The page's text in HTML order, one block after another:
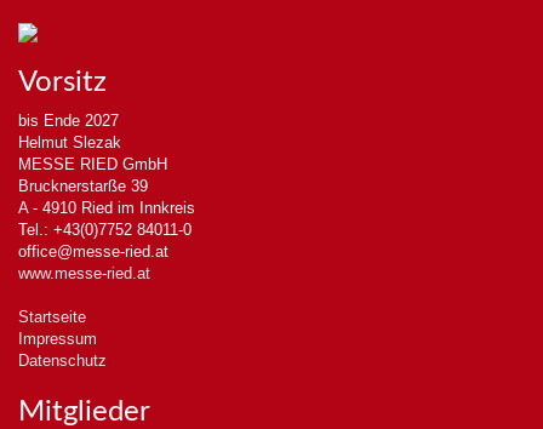
Vorsitz
bis Ende 2027
Helmut Slezak
MESSE RIED GmbH
Brucknerstarße 39
A - 4910 Ried im Innkreis
Tel.: +43(0)7752 84011-0
office@messe-ried.at
www.messe-ried.at
Startseite
Impressum
Datenschutz
Mitglieder